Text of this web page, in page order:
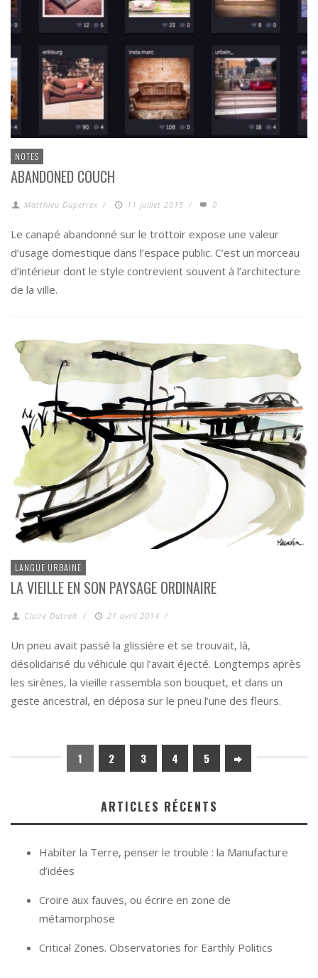
NOTES
ABANDONED COUCH
Matthieu Duperrex / 11 juillet 2015 / 0
Le canapé abandonné sur le trottoir expose une valeur
d’usage domestique dans l’espace public. C’est un morceau
d’intérieur dont le style contrevient souvent à l’architecture
de la ville.
LANGUE URBAINE
LA VIEILLE EN SON PAYSAGE ORDINAIRE
Claire Dutrait / 21 avril 2014 /
Un pneu avait passé la glissière et se trouvait, là,
désolidarisé du véhicule qui l’avait éjecté. Longtemps après
les sirènes, la vieille rassembla son bouquet, et dans un
geste ancestral, en déposa sur le pneu l’une des fleurs.
1 2 3 4 5
ARTICLES RÉCENTS
Habiter la Terre, penser le trouble : la Manufacture
d’idées
Croire aux fauves, ou écrire en zone de
métamorphose
Critical Zones. Observatories for Earthly Politics